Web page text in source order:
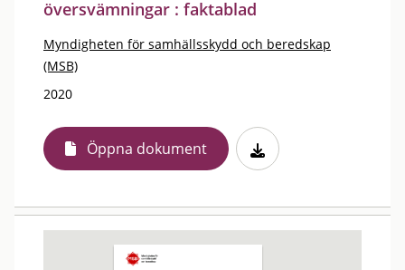
översvämningar : faktablad
Myndigheten för samhällsskydd och beredskap
(MSB)
2020
Öppna dokument